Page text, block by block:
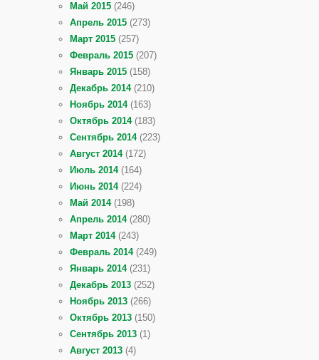
Май 2015 (246)
Апрель 2015 (273)
Март 2015 (257)
Февраль 2015 (207)
Январь 2015 (158)
Декабрь 2014(210)
Ноябрь 2014(163)
Октябрь 2014(183)
Сентябрь 2014(223)
Август 2014(172)
Июль 2014(164)
Июнь 2014(224)
Май 2014(198)
Апрель 2014(280)
Март 2014(243)
Февраль 2014(249)
Январь 2014(231)
Декабрь 2013 (252)
Ноябрь 2013 (266)
Октябрь 2013 (150)
Сентябрь 2013 (1)
Август 2013 (4)